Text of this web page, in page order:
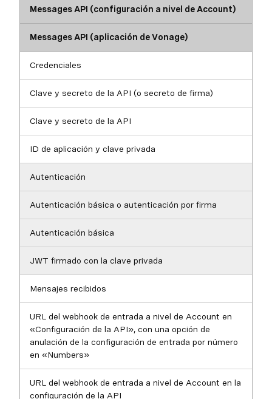
Messages API (configuración a nivel de Account)
Messages API (aplicación de Vonage)
Credenciales
Clave y secreto de la API (o secreto de firma)
Clave y secreto de la API
ID de aplicación y clave privada
Autenticación
Autenticación básica o autenticación por firma
Autenticación básica
JWT firmado con la clave privada
Mensajes recibidos
URL del webhook de entrada a nivel de Account en
«Configuración de la API», con una opción de
anulación de la configuración de entrada por número
en «Numbers»
URL del webhook de entrada a nivel de Account en la
configuración de la API